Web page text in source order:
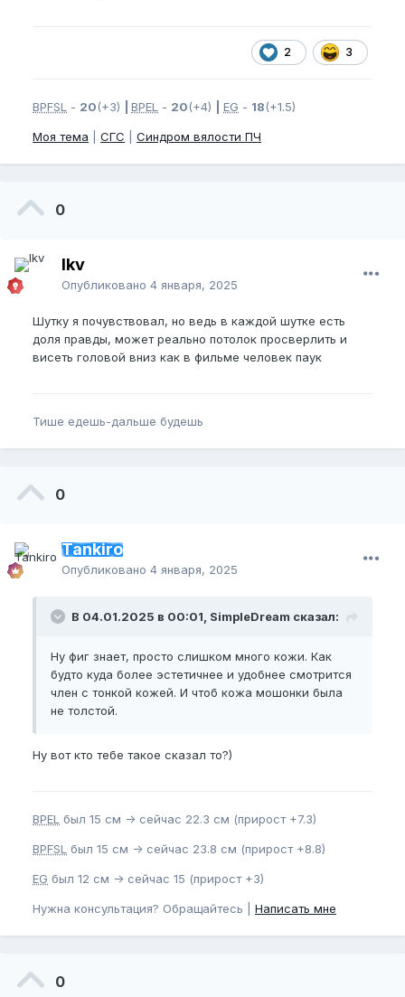
2 3
BPFSL - 20(+3) BPEL - 20(+4) EG - 18(+1.5)
Моя тема СГС Синдром вялости ПЧ
0
lkv
Опубликовано 4 января, 2025
Шутку я почувствовал, но ведь в каждой шутке есть
доля правды, может реально потолок просверлить и
висеть головой вниз как в фильме человек паук
Тише едешь-дальше будешь
0
Tankiro
Опубликовано 4 января, 2025
В 04.01.2025 в 00:01, SimpleDream сказал:
Ну фиг знает, просто слишком много кожи. Как
будто куда более эстетичнее и удобнее смотрится
член с тонкой кожей. И чтоб кожа мошонки была
не толстой.
Ну вот кто тебе такое сказал то?)
BPEL был 15 см -> сейчас 22.3 см (прирост +7.3)
BPFSL был 15 см -> сейчас 23.8 см (прирост +8.8)
EG был 12 см -> сейчас 15 (прирост +3)
Нужна консультация? Обращайтесь | Написать мне
0